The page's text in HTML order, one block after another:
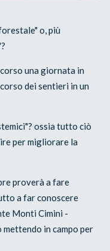
o, più
una giornata in
dei sentieri in un
ossia tutto ciò
per migliorare la
proverà a fare
a far conoscere
Monti Cimini -
in campo per